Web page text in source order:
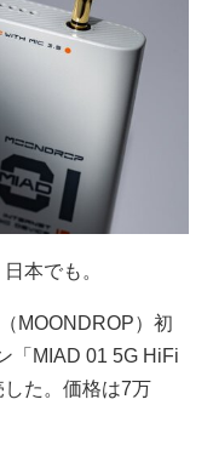
本でも。
MOONDROP）初
「MIAD 01 5G HiFi
た。価格は7万